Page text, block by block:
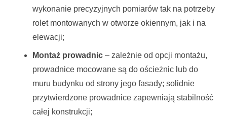
wykonanie precyzyjnych pomiarów tak na potrzeby
rolet montowanych w otworze okiennym, jak i na
elewacji;
Montaż prowadnic – zależnie od opcji montażu,
prowadnice mocowane są do ościeżnic lub do
muru budynku od strony jego fasady; solidnie
przytwierdzone prowadnice zapewniają stabilność
całej konstrukcji;